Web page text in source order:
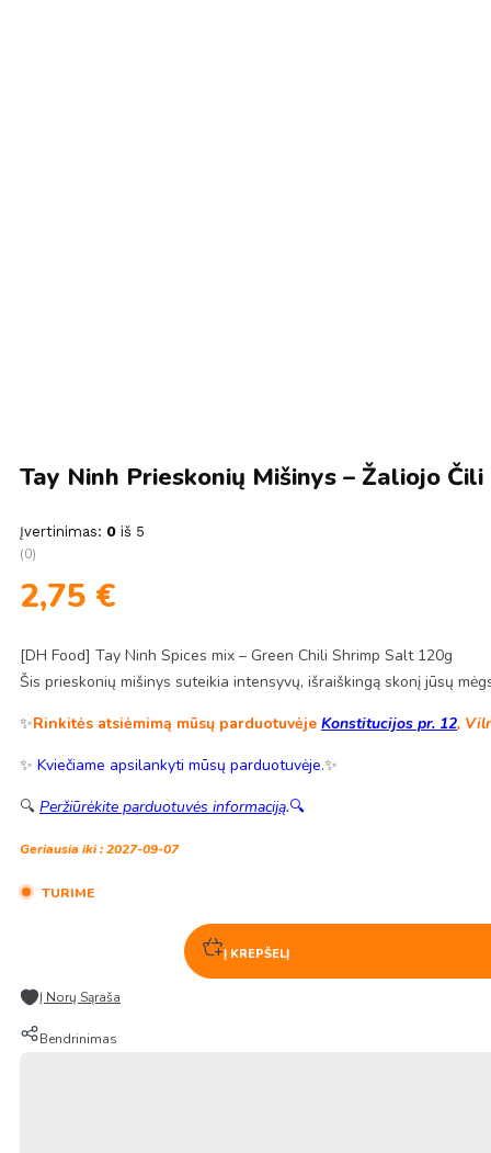
Tay Ninh Prieskonių Mišinys – Žaliojo
Įvertinimas: 0 iš 5
(0)
2,75 €
[DH Food] Tay Ninh Spices mix – Green Chili Shrimp Salt 120g
Šis prieskonių mišinys suteikia intensyvų, išraiškingą skonį jūsų
✨Rinkitės atsiėmimą mūsų parduotuvėje Konstitucijos pr. 12,
✨ Kviečiame apsilankyti mūsų parduotuvėje.✨
🔍 Peržiūrėkite parduotuvės informaciją.🔍
Geriausia iki : 2027-09-07
TURIME
Į KREPŠELĮ
Į Norų Sąraša
Bendrinimas